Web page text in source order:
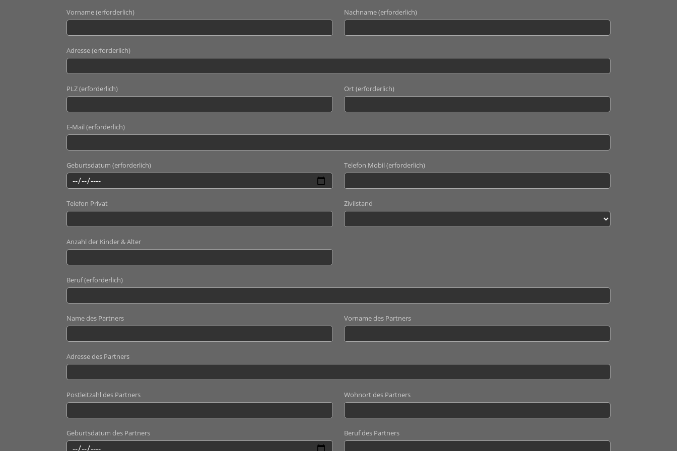
Vorname (erforderlich) Nachname (erforderlich)
Adresse (erforderlich)
PLZ (erforderlich) Ort (erforderlich)
E-Mail (erforderlich)
Geburtsdatum (erforderlich) Telefon Mobil (erforderlich)
Telefon Privat Zivilstand
Anzahl der Kinder & Alter
Beruf (erforderlich)
Name des Partners Vorname des Partners
Adresse des Partners
Postleitzahl des Partners Wohnort des Partners
Geburtsdatum des Partners Beruf des Partners